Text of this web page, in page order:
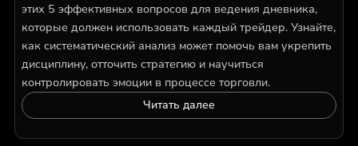
этих 5 эффективных вопросов для ведения дневника,
которые должен использовать каждый трейдер. Узнайте,
как систематический анализ может помочь вам укрепить
дисциплину, отточить стратегию и научиться
контролировать эмоции в процессе торговли.
Читать далее